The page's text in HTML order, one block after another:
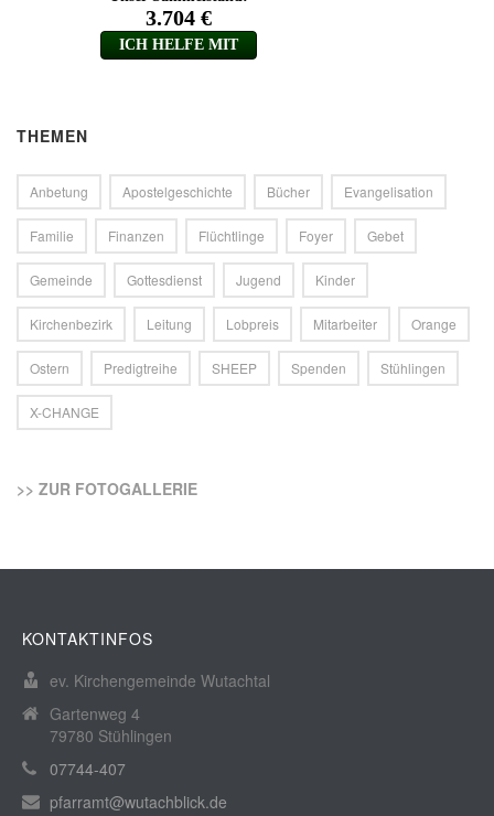
THEMEN
Anbetung Apostelgeschichte Bücher Evangelisation
Familie Finanzen Flüchtlinge Foyer Gebet
Gemeinde Gottesdienst Jugend Kinder
Kirchenbezirk Leitung Lobpreis Mitarbeiter Orange
Ostern Predigtreihe SHEEP Spenden Stühlingen
X-CHANGE
>> ZUR FOTOGALLERIE
KONTAKTINFOS
ev. Kirchengemeinde Wutachtal
Gartenweg 4
79780 Stühlingen
07744-407
pfarramt@wutachblick.de